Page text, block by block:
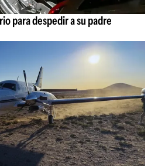
para despedir a su padre